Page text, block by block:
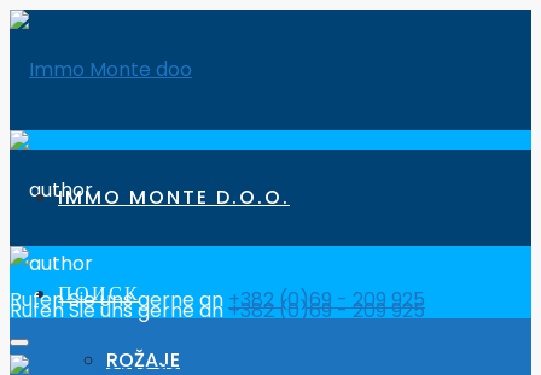
Rufen Sie uns gerne an+382 (0)69 - 209 925
IMMO MONTE D.O.O.
ПОИСК
ROŽAJE
Rufen Sie uns gerne an +382 (0)69 - 209 925